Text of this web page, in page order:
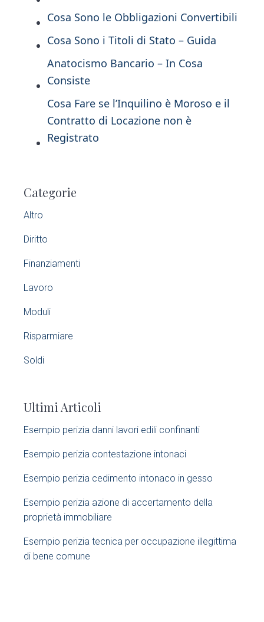
Cosa Sono le Obbligazioni Convertibili
Cosa Sono i Titoli di Stato – Guida
Anatocismo Bancario – In Cosa
Consiste
Cosa Fare se l’Inquilino è Moroso e il
Contratto di Locazione non è
Registrato
m
a
S
d
e
b
a
Categorie
Altro
Diritto
Finanziamenti
Lavoro
Moduli
Risparmiare
Soldi
Ultimi Articoli
Esempio perizia danni lavori edili confinanti​
Esempio perizia contestazione intonaci​
Esempio perizia cedimento intonaco in gesso
Esempio perizia azione di accertamento della
proprietà immobiliare​
Esempio perizia tecnica per occupazione illegittima
di bene comune​